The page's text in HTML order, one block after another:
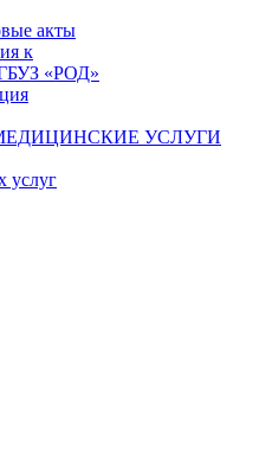
акты
к
«РОД»
УСЛУГИ
услуг